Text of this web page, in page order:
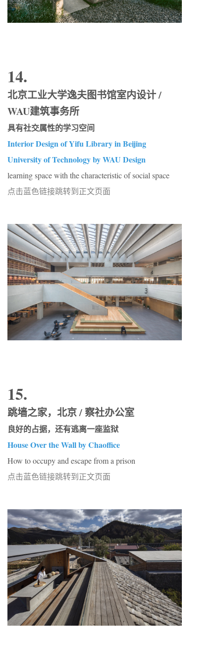
14.
北京工业大学逸夫图书馆室内设计 /
WAU建筑事务所
具有社交属性的学习空间
Interior Design of Yifu Library in Beijing
University of Technology by WAU Design
learning space with the characteristic of social space
点击蓝色链接跳转到正文页面
15.
跳墙之家，北京 / 察社办公室
良好的占据，还有逃离一座监狱
House Over the Wall by Chaoffice
How to occupy and escape from a prison
点击蓝色链接跳转到正文页面